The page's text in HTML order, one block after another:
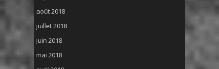
août 2018
juillet 2018
juin 2018
mai 2018